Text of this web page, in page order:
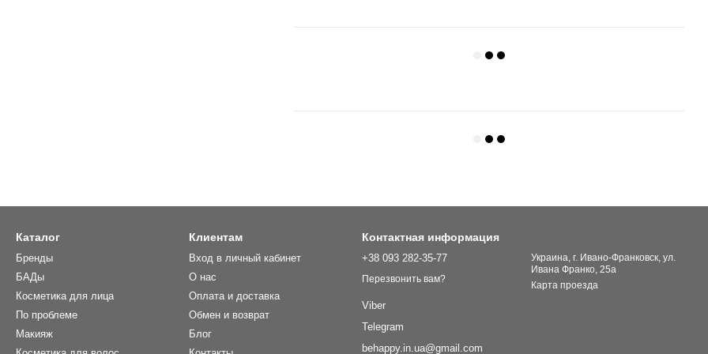
Каталог
Бренды
БАДы
Косметика для лица
По проблеме
Макияж
Клиентам
Вход в личный кабинет
О нас
Оплата и доставка
Обмен и возврат
Блог
Контактная информация
+38 093 282-35-77
Перезвонить вам?
Viber
Telegram
behappy.in.ua@gmail.com
Украина, г. Ивано-Франковск, ул.
Ивана Франко, 25а
Карта проезда